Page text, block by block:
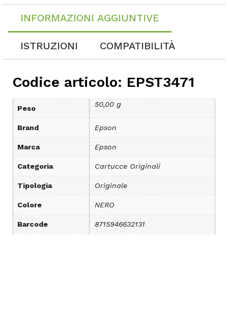
INFORMAZIONI AGGIUNTIVE
ISTRUZIONI COMPATIBILITÀ
Codice articolo: EPST3471
Peso 50,00 g
Brand Epson
Marca Epson
Categoria Cartucce Originali
Tipologia Originale
Colore NERO
Barcode 8715946632131